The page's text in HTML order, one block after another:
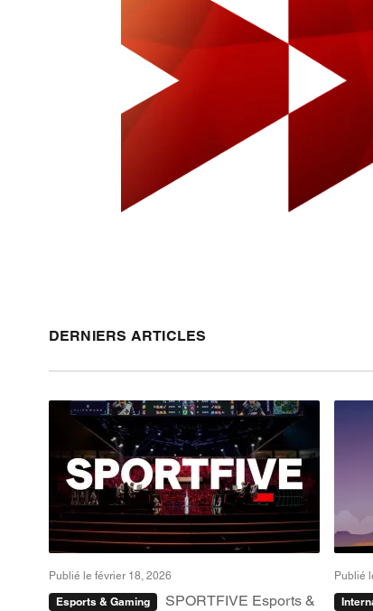
DERNIERS ARTICLES
Publié le février 18, 2026
Esports & Gaming
SPORTFIVE Esports &
Publié